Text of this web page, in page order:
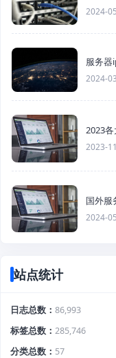
2024-
服务器
2024-
2023
2023-
国外服
2024-
站点统计
日志总数 86,993
标签总数
285,746
分类总数
57